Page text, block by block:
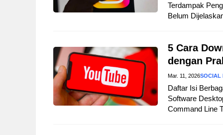
Terdampak
Belum
5 Cara
dengan
Mar. 11, 2026SOCIAL
Daftar Isi
Software
Command Line